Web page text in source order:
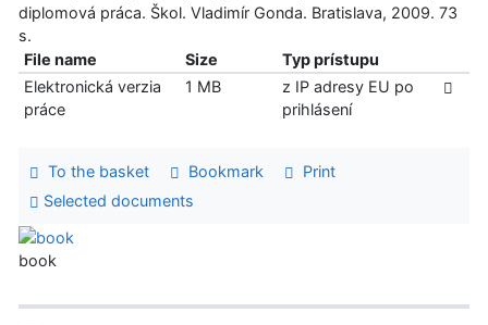
diplomová práca. Škol. Vladimír Gonda. Bratislava, 2009. 73
s.
File name
Size
Typ prístupu
Elektronická verzia
práce
1 MB
z IP adresy EU po
prihlásení
To the basket Bookmark
Print
Selected documents
book